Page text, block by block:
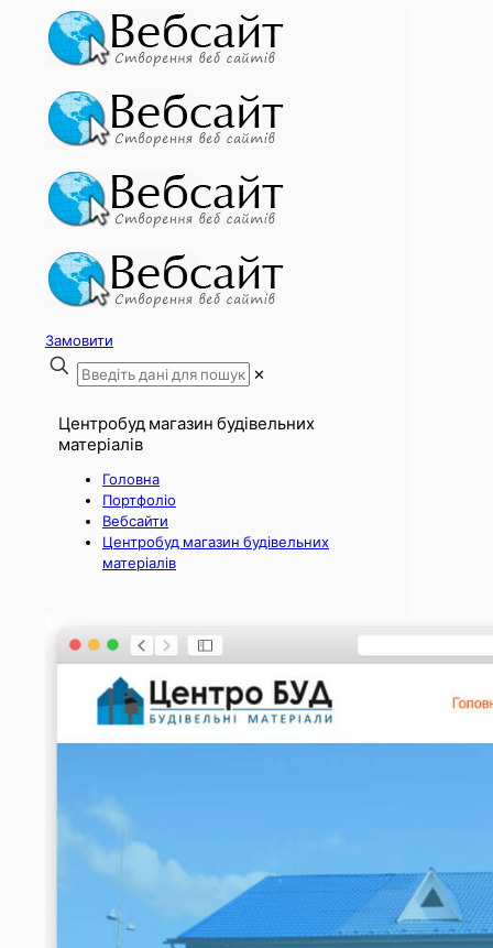
Замовити
✕
Центробуд магазин будівельних
матеріалів
Головна
Портфоліо
Вебсайти
Центробуд магазин будівельних
матеріалів